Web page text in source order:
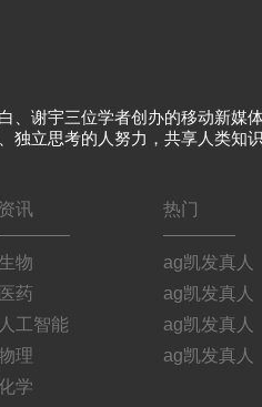
、谢宇三位学者创办的移动新媒
独立思考的人努力，共享人类知
资讯
物
医药
人工智能
理
化学
热门
ag凯发真人
ag凯发真人
ag凯发真人
ag凯发真人